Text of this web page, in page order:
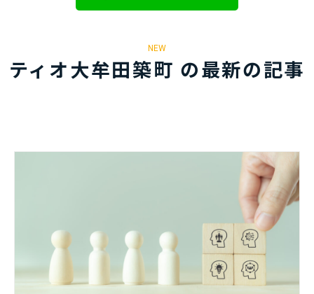
NEW
ティオ大牟田築町 の最新の記事